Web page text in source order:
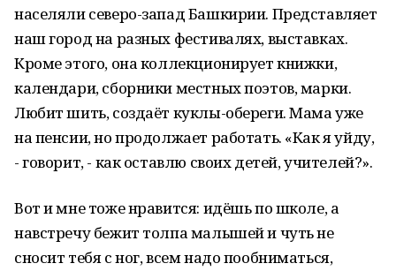
населяли северо-запад Башкирии. Представляет
наш город на разных фестивалях, выставках.
Кроме этого, она коллекционирует книжки,
календари, сборники местных поэтов, марки.
Любит шить, создаёт куклы-обереги. Мама уже
на пенсии, но продолжает работать. «Как я уйду,
- говорит, - как оставлю своих детей, учителей?».
Вот и мне тоже нравится: идёшь по школе, а
навстречу бежит толпа малышей и чуть не
сносит тебя с ног, всем надо пообниматься,